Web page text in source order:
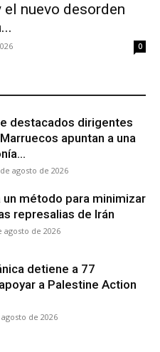
el nuevo desorden
0
destacados dirigentes
apuntan a una
agosto de 2026
un método para minimizar
represalias de Irán
agosto de 2026
detiene a 77
a Palestine Action
de 2026